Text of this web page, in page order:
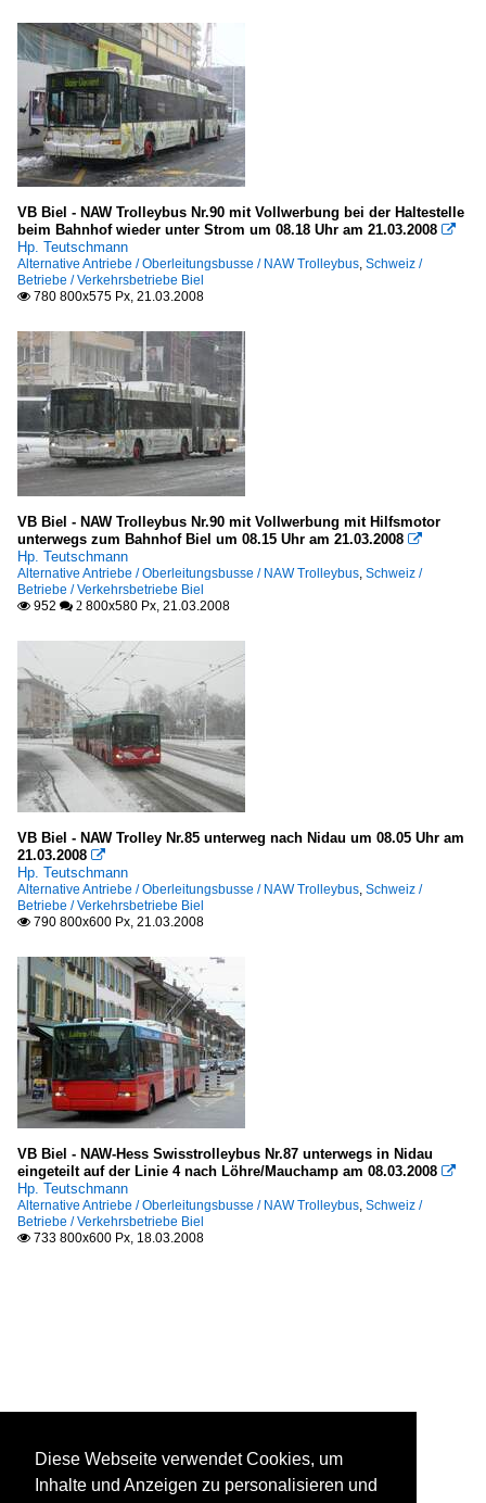
VB Biel - NAW Trolleybus Nr.90 mit Vollwerbung bei der Haltestelle
beim Bahnhof wieder unter Strom um 08.18 Uhr am 21.03.2008 
Hp. Teutschmann
Alternative Antriebe / Oberleitungsbusse / NAW Trolleybus Schweiz /
Betriebe / Verkehrsbetriebe Biel
 780 800x575 Px, 21.03.2008
VB Biel - NAW Trolleybus Nr.90 mit Vollwerbung mit Hilfsmotor
unterwegs zum Bahnhof Biel um 08.15 Uhr am 21.03.2008 
Hp. Teutschmann
Alternative Antriebe / Oberleitungsbusse / NAW Trolleybus Schweiz /
Betriebe / Verkehrsbetriebe Biel
 952  2 800x580 Px, 21.03.2008
VB Biel - NAW Trolley Nr.85 unterweg nach Nidau um 08.05 Uhr am
21.03.2008 
Hp. Teutschmann
Alternative Antriebe / Oberleitungsbusse / NAW Trolleybus Schweiz /
Betriebe / Verkehrsbetriebe Biel
 790 800x600 Px, 21.03.2008
VB Biel - NAW-Hess Swisstrolleybus Nr.87 unterwegs in Nidau
eingeteilt auf der Linie 4 nach Löhre/Mauchamp am 08.03.2008 
Hp. Teutschmann
Alternative Antriebe / Oberleitungsbusse / NAW Trolleybus Schweiz /
Betriebe / Verkehrsbetriebe Biel
 733 800x600 Px, 18.03.2008
Diese Webseite verwendet Cookies, um
Inhalte und Anzeigen zu personalisieren und